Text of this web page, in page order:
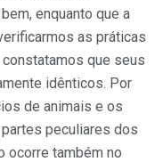
enquanto que a
as práticas
que seus
idênticos. Por
de animais e os
peculiares dos
ocorre também no